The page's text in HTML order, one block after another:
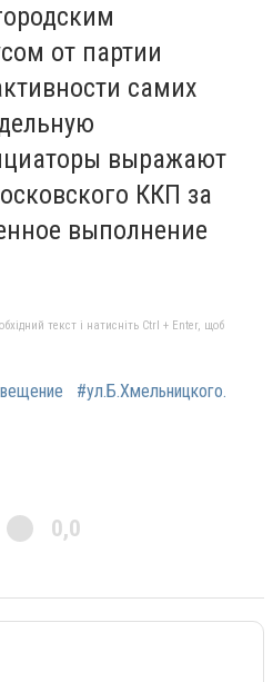
от партии
самих
выражают
ККП за
выполнение
текст і натисніть Ctrl + Enter, щоб
#ул.Б.Хмельницкого.
0,0